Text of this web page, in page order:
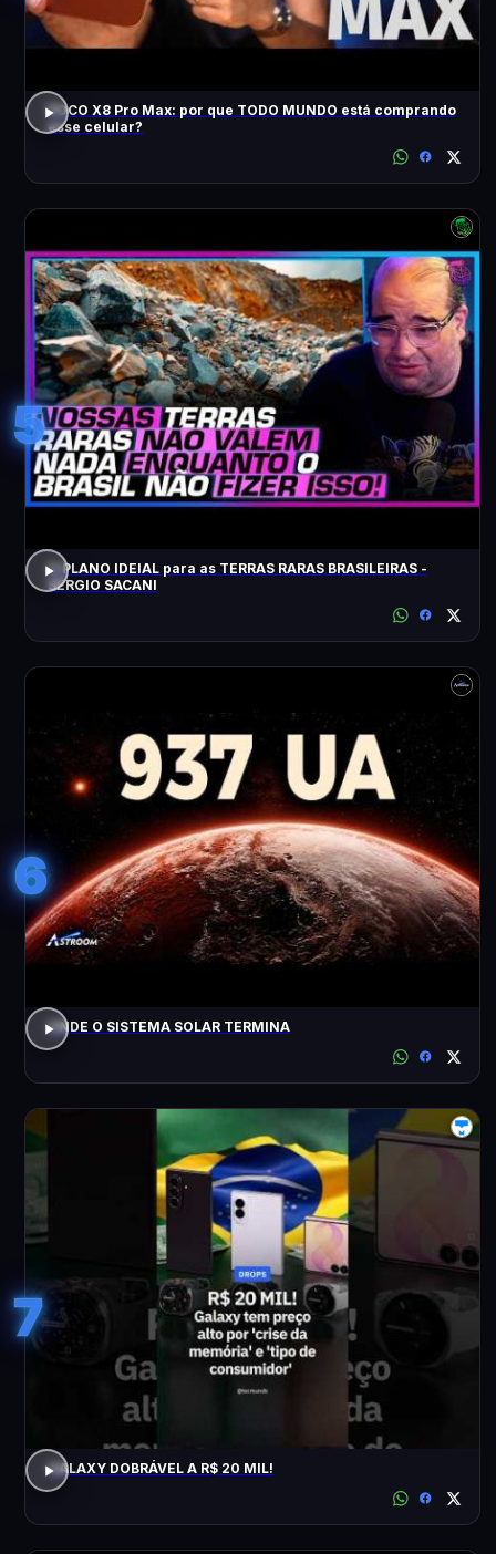
POCO X8 Pro Max: por que TODO MUNDO está comprando
esse celular?
5
O PLANO IDEIAL para as TERRAS RARAS BRASILEIRAS -
SÉRGIO SACANI
6
ONDE O SISTEMA SOLAR TERMINA
7
GALAXY DOBRÁVEL A R$ 20 MIL!